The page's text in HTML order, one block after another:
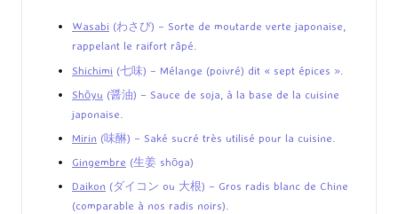
Wasabi (わさび) – Sorte de moutarde verte japonaise,
rappelant le raifort râpé.
Shichimi (七味) – Mélange (poivré) dit « sept épices ».
Shōyu (醤油) – Sauce de soja, à la base de la cuisine
japonaise.
Mirin (味醂) – Saké sucré très utilisé pour la cuisine.
Gingembre (生姜 shōga)
Daikon (ダイコン ou 大根) – Gros radis blanc de Chine
(comparable à nos radis noirs).